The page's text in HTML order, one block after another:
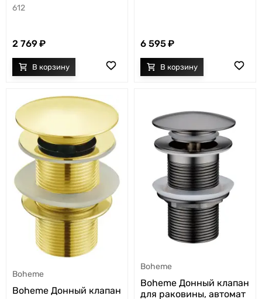
612
2 769 6 595
Boheme
Boheme Донный клапан
Boheme
Boheme Донный клапан
для раковины, автомат